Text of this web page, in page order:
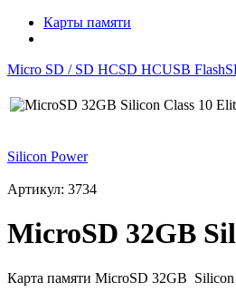
Карты памяти
Micro SD / SD HCSD HCUSB Flash
Silicon Power
Артикул: 3734
MicroSD 32GB
Карта памяти MicroSD 32GB